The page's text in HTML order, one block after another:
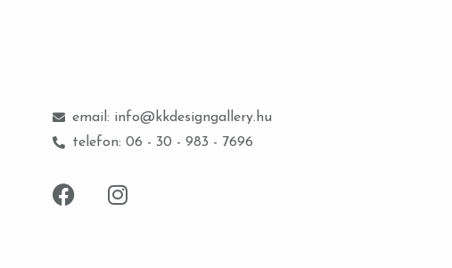
email: info@kkdesigngallery.hu
telefon: 06 - 30 - 983 - 7696